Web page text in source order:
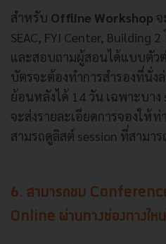
สำหรับ Offline Workshop
SEAC, FYI Center, Building
และสอบถามผู้สอนได้แบบตัว
บัตรจะต้องทำการสำรองที่นั่
ย้อนหลังได้ 14 วัน เฉพาะบาง
จะส่งรายละเอียดการจองให้
สามรถดูลิสต์ session ที่สามา
6. สามารถชม
Online ผ่านทางช่องทางไหน